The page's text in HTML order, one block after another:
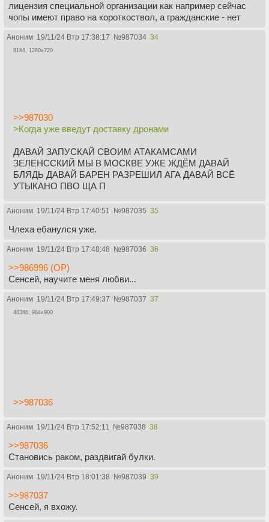
лицензия специальной организации как например сейчас
чопы имеют право на короткоствол, а гражданские - нет
Аноним 19/11/24 Втр 17:38:17 №987034 34
81Кб, 1280x720
>>987030
>Когда уже введут доставку дронами
ДАВАЙ ЗАПУСКАЙ СВОИМ АТАКАМСАМИ
ЗЕЛЕНССКИЙ МЫ В МОСКВЕ УЖЕ ЖДЁМ ДАВАЙ
БЛЯДЬ ДАВАЙ БАРЕН РАЗРЕШИЛ АГА ДАВАЙ ВСЁ
УТЫКАНО ПВО ЩА П
Аноним 19/11/24 Втр 17:40:51 №987035 35
Члеха ебанулся уже.
Аноним 19/11/24 Втр 17:48:48 №987036 36
>>986996 (OP)
Сенсей, научите меня любви...
Аноним 19/11/24 Втр 17:49:37 №987037 37
483Кб, 984x900
>>987036
Аноним 19/11/24 Втр 17:52:11 №987038 38
>>987036
Становись раком, раздвигай булки.
Аноним 19/11/24 Втр 18:01:38 №987039 39
>>987037
Сенсей, я вхожу.